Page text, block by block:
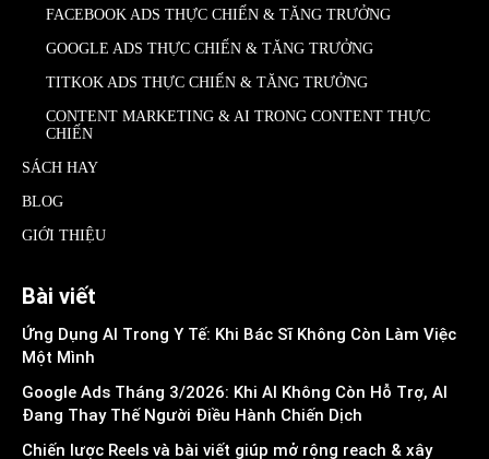
FACEBOOK ADS THỰC CHIẾN & TĂNG TRƯỞNG
GOOGLE ADS THỰC CHIẾN & TĂNG TRƯỞNG
TITKOK ADS THỰC CHIẾN & TĂNG TRƯỞNG
CONTENT MARKETING & AI TRONG CONTENT THỰC
CHIẾN
SÁCH HAY
BLOG
GIỚI THIỆU
Bài viết
Ứng Dụng AI Trong Y Tế: Khi Bác Sĩ Không Còn Làm Việc
Một Mình
Google Ads Tháng 3/2026: Khi AI Không Còn Hỗ Trợ, AI
Đang Thay Thế Người Điều Hành Chiến Dịch
Chiến lược Reels và bài viết giúp mở rộng reach & xây